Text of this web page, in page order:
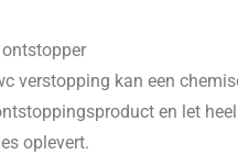
verstopping kan een
en let
oplevert.